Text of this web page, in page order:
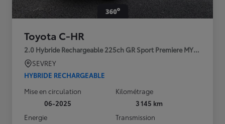
Toyota C-HR
2.0 Hybride Rechargeable 225ch GR Sport Premiere MY25
SEVREY
HYBRIDE RECHARGEABLE
Mise en circulation
06-2025
Kilométrage
3 145 km
Energie
Transmission